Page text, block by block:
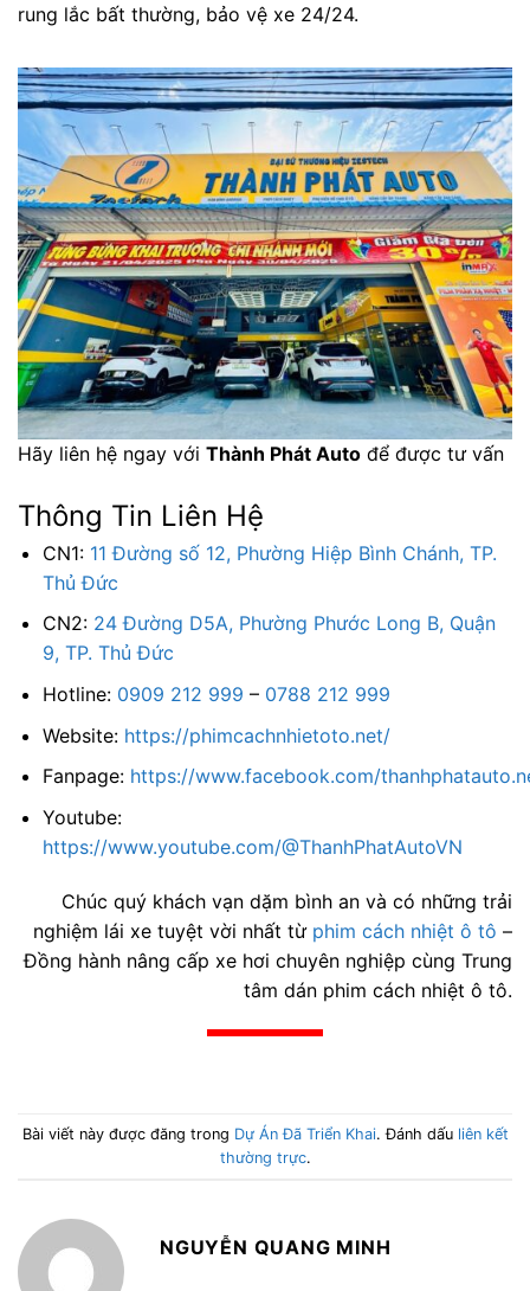
rung lắc bất thường, bảo vệ xe 24/24.
Hãy liên hệ ngay với Thành Phát Auto để được tư vấn
Thông Tin Liên Hệ
CN1: 11 Đường số 12, Phường Hiệp Bình Chánh, TP.
Thủ Đức
CN2: 24 Đường D5A, Phường Phước Long B, Quận
9, TP. Thủ Đức
Hotline: 0909 212 999 – 0788 212 999
Website: https://phimcachnhietoto.net/
Fanpage: https://www.facebook.com/
Youtube:
https://www.youtube.com/@ThanhPhatAutoVN
Chúc quý khách vạn dặm bình an và có những trải
nghiệm lái xe tuyệt vời nhất từ phim cách nhiệt ô tô –
Đồng hành nâng cấp xe hơi chuyên nghiệp cùng Trung
tâm dán phim cách nhiệt ô tô.
Bài viết này được đăng trong Dự Án Đã Triển Khai. Đánh dấu liên kết
thường trực.
NGUYỄN QUANG MINH